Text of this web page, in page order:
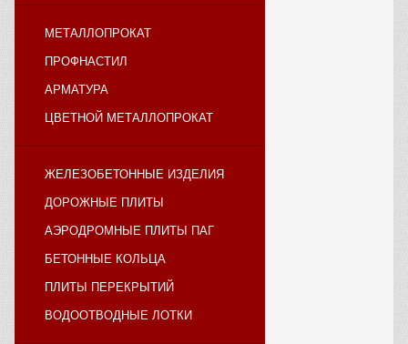
МЕТАЛЛОПРОКАТ
ПРОФНАСТИЛ
АРМАТУРА
ЦВЕТНОЙ МЕТАЛЛОПРОКАТ
ЖЕЛЕЗОБЕТОННЫЕ ИЗДЕЛИЯ
ДОРОЖНЫЕ ПЛИТЫ
АЭРОДРОМНЫЕ ПЛИТЫ ПАГ
БЕТОННЫЕ КОЛЬЦА
ПЛИТЫ ПЕРЕКРЫТИЙ
ВОДООТВОДНЫЕ ЛОТКИ